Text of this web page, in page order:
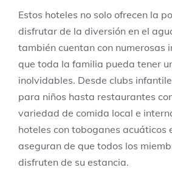
Estos hoteles no solo ofrecen la
disfrutar de la diversión en el
también cuentan con numerosas
que toda la familia pueda tener
inolvidables. Desde clubs
para niños hasta restaurantes
variedad de comida local e
hoteles con toboganes acuáticos
aseguran de que todos los
disfruten de su estancia.